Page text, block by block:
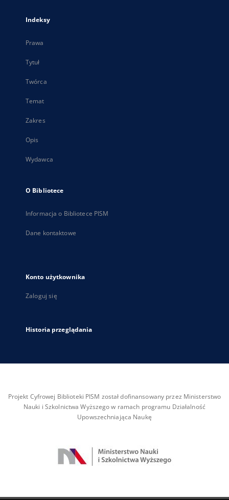
Indeksy
Prawa
Tytuł
Twórca
Temat
Zakres
Opis
Wydawca
O Bibliotece
Informacja o Bibliotece PISM
Dane kontaktowe
Konto użytkownika
Zaloguj się
Historia przeglądania
Projekt Cyfrowej Biblioteki PISM został dofinansowany przez Ministerstwo
Nauki i Szkolnictwa Wyższego w ramach programu Działalność
Upowszechniająca Naukę